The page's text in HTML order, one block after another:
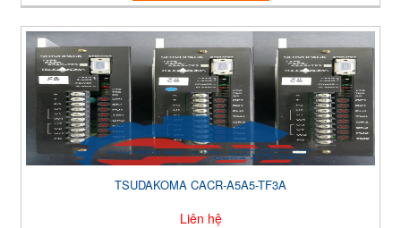
TSUDAKOMA CACR-A5A5-TF3A
Liên hệ